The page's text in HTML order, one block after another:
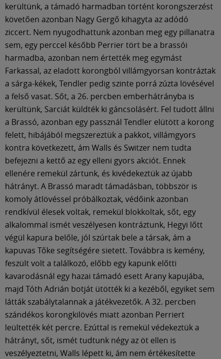
kerültünk, a támadó harmadban történt korongszerzést
követően azonban Nagy Gergő kihagyta az adódó
ziccert. Nem nyugodhattunk azonban meg egy pillanatra
sem, egy perccel később Perrier tört be a brassói
harmadba, azonban nem értették meg egymást
Farkassal, az eladott korongból villámgyorsan kontráztak
a sárga-kékek, Tendler pedig szinte porrá zúzta lövésével
a felső vasat. Sőt, a 26. percben emberhátrányba is
kerültünk, Sarciát küldték ki gáncsolásért. Fel tudott állni
a Brassó, azonban egy passznál Tendler elütött a korong
felett, hibájából megszereztük a pakkot, villámgyors
kontra következett, ám Walls és Switzer nem tudta
befejezni a kettő az egy elleni gyors akciót. Ennek
ellenére remekül zártunk, és kivédekeztük az újabb
hátrányt. A Brassó maradt támadásban, többször is
komoly átlövéssel próbálkoztak, védőink azonban
rendkívül élesek voltak, remekül blokkoltak, sőt, egy
alkalommal ismét veszélyesen kontráztunk, Hegyi lőtt
végül kapura belőle, jól szúrtak bele a társak, ám a
kapuvas Tőke segítségére sietett. Továbbra is kemény,
feszült volt a találkozó, előbb egy kapunk előtti
kavarodásnál egy hazai támadó esett Arany kapujába,
majd Tóth Adrián botját ütötték ki a kezéből, egyiket sem
látták szabálytalannak a játékvezetők. A 32. percben
szándékos korongkilövés miatt azonban Perriert
leültették két percre. Ezúttal is remekül védekeztük a
hátrányt, sőt, ismét tudtunk négy az öt ellen is
veszélyeztetni, Walls lépett ki, ám nem értékesítette